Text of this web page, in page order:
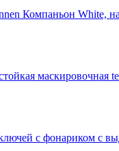
Компаньон White,
маскировочная
ключей с фонариком с